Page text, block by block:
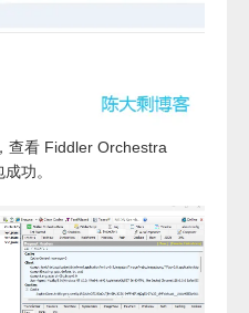
查看 Fiddler Orchestra
功。